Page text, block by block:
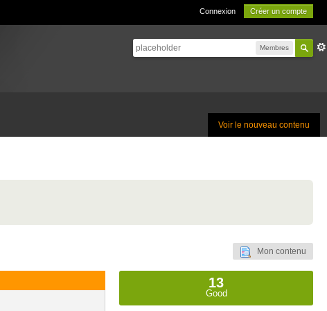
Connexion Créer un compte
Membres
Voir le nouveau contenu
Mon contenu
13
Good